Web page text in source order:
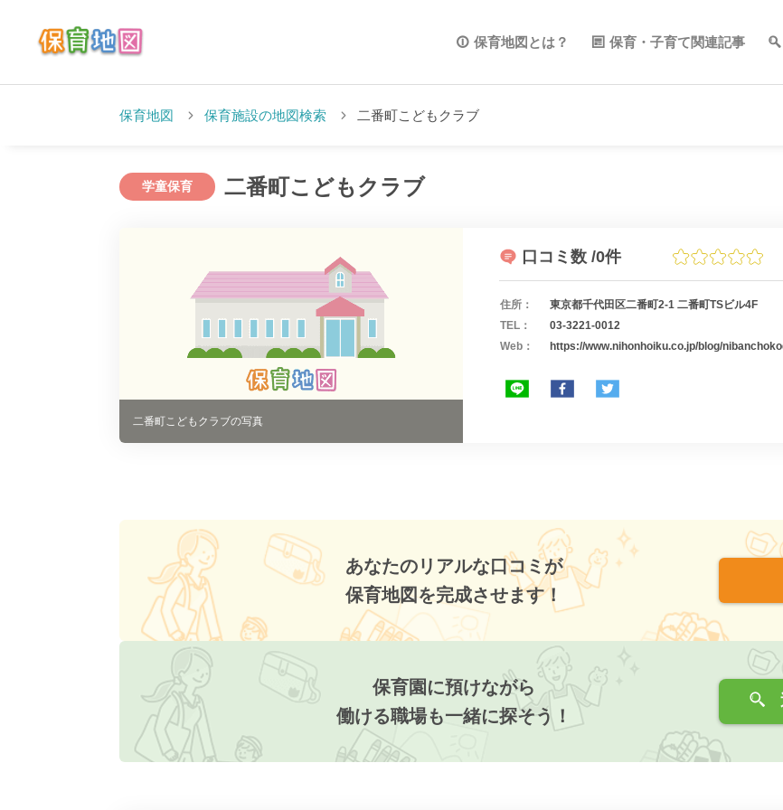
保育地図とは？ 保育・子育て関連記事
保育地図 保育施設の地図検索 二番町こどもクラブ
学童保育 二番町こどもクラブ
二番町こどもクラブの写真
口コミ数 /0件
住所：
東京都千代田区二番町2-1 二番町TSビル4F
TEL：
03-3221-0012
Web：
https://www.nihonhoiku.co.jp/blog/
あなたのリアルな口コミが
保育地図を完成させます！
保育園に預けながら
働ける職場も一緒に探そう！